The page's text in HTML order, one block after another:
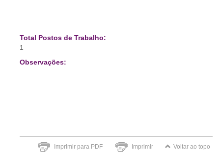
Total Postos de Trabalho:
1
Observações:
Imprimir para PDF Imprimir Voltar ao topo